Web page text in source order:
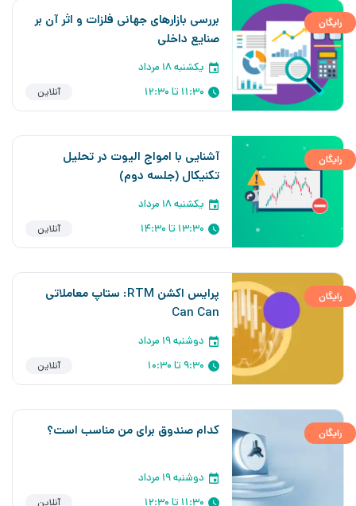
بررسی بازارهای جهانی فلزات و اثر آن بر
صنایع داخلی
یکشنبه ۱۸ مرداد
11:30 تا 12:30
آنلاین
رایگان
آشنایی با امواج الیوت در تحلیل
تکنیکال (جلسه دوم)
یکشنبه ۱۸ مرداد
13:30 تا 14:30
آنلاین
رایگان
پرایس اکشن RTM: ستاپ معاملاتی
Can Can
دوشنبه ۱۹ مرداد
9:30 تا 10:30
آنلاین
رایگان
کدام صندوق برای من مناسب است؟
دوشنبه ۱۹ مرداد
11:30 تا 12:30
آنلاین
رایگان